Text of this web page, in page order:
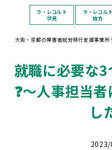
ラ・レコルト
伏見
ラ・レコルト
枚方
大阪・京都の障害者就労移行支援事業所
就職に必要な
❓〜人事担当
し